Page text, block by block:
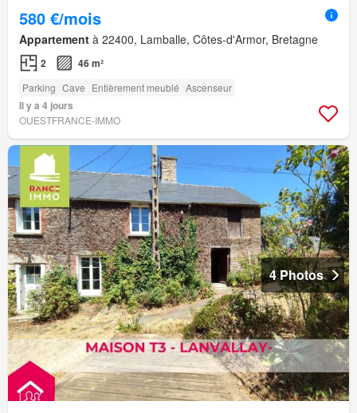
580 €/mois
Appartement à 22400, Lamballe, Côtes-d'Armor, Bretagne
2 46 m²
Parking Cave Entièrement meublé Ascenseur
Il y a 4 jours
OUESTFRANCE-IMMO
4 Photos